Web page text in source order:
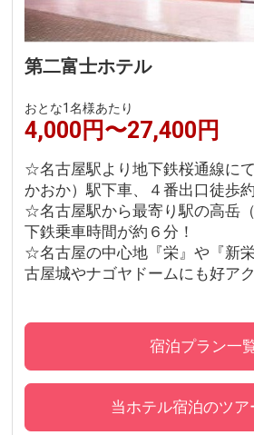
第二富士ホテル
おとな1名様あたり
4,000円〜27,400円
☆名古屋駅より地下鉄桜通線に
かおか）駅下車、４番出口徒歩
☆名古屋駅から最寄り駅の高岳
下鉄乗車時間が約６分！
☆名古屋の中心地『栄』や『新
古屋城やナゴヤドームにも好ア
宿泊プラン一
当ホテル宿泊のツア